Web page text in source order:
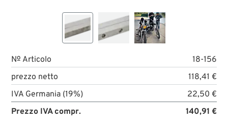
№ Articolo
18-156
prezzo netto
118,41 €
IVA Germania (19%)
22,50 €
Prezzo IVA compr.
140,91 €